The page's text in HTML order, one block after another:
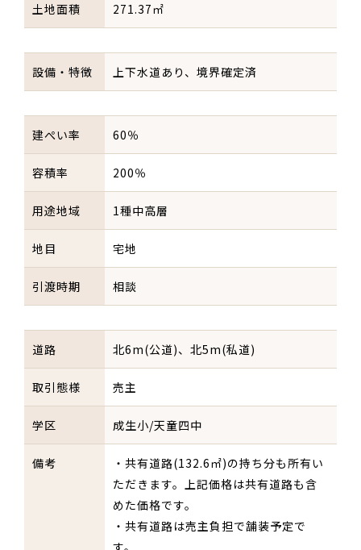
土地面積 271.37㎡
設備・特徴 上下水道あり、境界確定済
建ぺい率 60％
容積率 200％
用途地域 1種中高層
地目 宅地
引渡時期 相談
道路 北6m(公道)、北5m(私道)
取引態様 売主
学区 成生小/天童四中
備考
・共有道路(132.6㎡)の持ち分も所有い
ただきます。上記価格は共有道路も含
めた価格です。
・共有道路は売主負担で舗装予定で